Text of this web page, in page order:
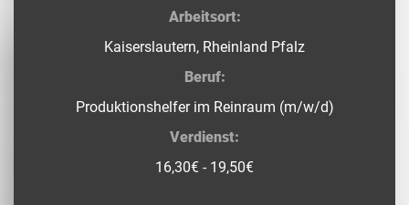
Arbeitsort:
Kaiserslautern, Rheinland Pfalz
Beruf:
Produktionshelfer im Reinraum (m/w/d)
Verdienst:
16,30€ - 19,50€